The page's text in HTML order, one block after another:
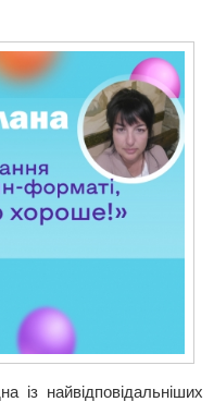
із найвідповідальніших